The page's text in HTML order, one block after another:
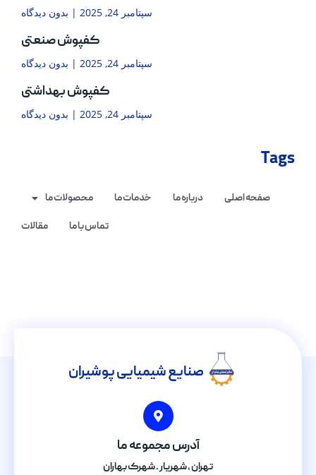
سپتامبر 24, 2025 بدون دیدگاه
کفپوش صنعتی
سپتامبر 24, 2025 بدون دیدگاه
کفپوش بهداشتی
سپتامبر 24, 2025 بدون دیدگاه
Tags
صفحه اصلی درباره ما خدمات ما
محصولات ما
تماس با ما
مقالات
صنایع شیمیایی پوشیران
آدرس مجموعه ما
تهران , شهریار . شهرک بهاران